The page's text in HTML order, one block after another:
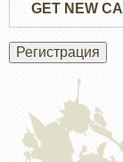
GET NEW